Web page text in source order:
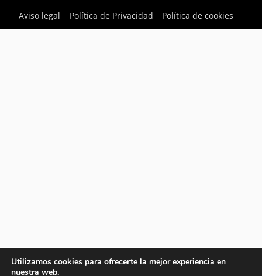
Aviso legal
Política de Privacidad Política de cookies
Utilizamos cookies para ofrecerte la mejor experiencia en
nuestra web.